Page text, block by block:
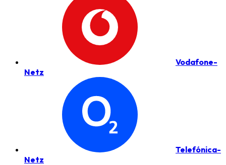
Vodafone-
Netz
Telefónica-
Netz